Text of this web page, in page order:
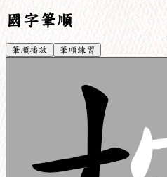
國字筆順
筆順播放 筆順練習